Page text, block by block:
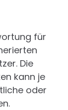
für
Die
kann je
oder